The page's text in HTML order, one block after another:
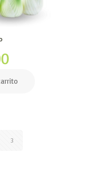
3